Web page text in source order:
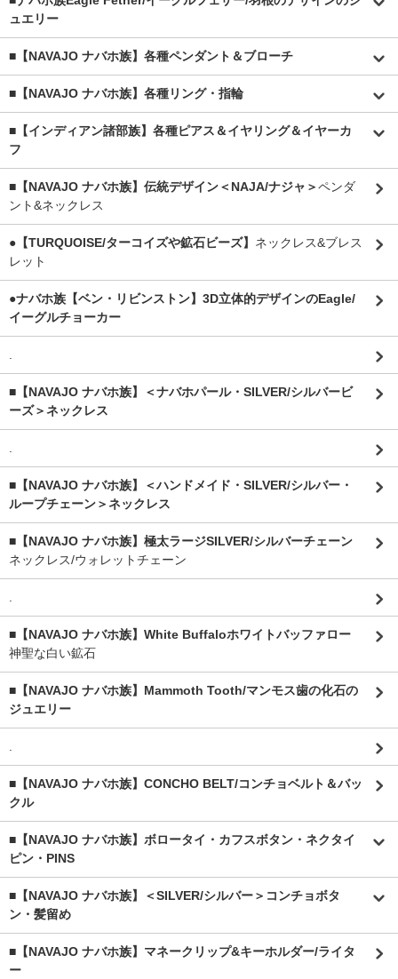
ュエリー
■【NAVAJO ナバホ族】各種ペンダント＆ブローチ
■【NAVAJO ナバホ族】各種リング・指輪
■【インディアン諸部族】各種ピアス＆イヤリング＆イヤーカ
フ
■【NAVAJO ナバホ族】伝統デザイン＜NAJA/ナジャ＞ペンダ
ント&ネックレス
●【TURQUOISE/ターコイズや鉱石ビーズ】 ネックレス&ブレス
レット
●ナバホ族【ベン・リビンストン】3D立体的デザインのEagle/
イーグルチョーカー
■【NAVAJO ナバホ族】＜ナバホパール・SILVER/シルバービ
ーズ＞ネックレス
■【NAVAJO ナバホ族】＜ハンドメイド・SILVER/シルバー・
ループチェーン＞ネックレス
■【NAVAJO ナバホ族】極太ラージSILVER/シルバーチェーン
ネックレス/ウォレットチェーン
■【NAVAJO ナバホ族】White Buffaloホワイトバッファロー
神聖な白い鉱石
■【NAVAJO ナバホ族】Mammoth Tooth/マンモス歯の化石の
ジュエリー
■【NAVAJO ナバホ族】CONCHO BELT/コンチョベルト＆バッ
クル
■【NAVAJO ナバホ族】ボロータイ・カフスボタン・ネクタイ
ピン・PINS
■【NAVAJO ナバホ族】＜SILVER/シルバー＞コンチョボタ
ン・髪留め
■【NAVAJO ナバホ族】マネークリップ&キーホルダー/ライタ
ー